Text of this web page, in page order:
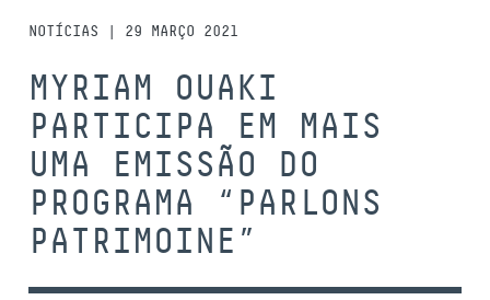
NOTÍCIAS | 29 MARÇO 2021
MYRIAM OUAKI
PARTICIPA EM MAIS
UMA EMISSÃO DO
PROGRAMA “PARLONS
PATRIMOINE”